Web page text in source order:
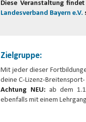
Diese Veranstaltung
Landesverband Bayern e.V.
Zielgruppe:
Mit jeder dieser
deine C-Lizenz-
Achtung NEU: ab dem
ebenfalls mit einem